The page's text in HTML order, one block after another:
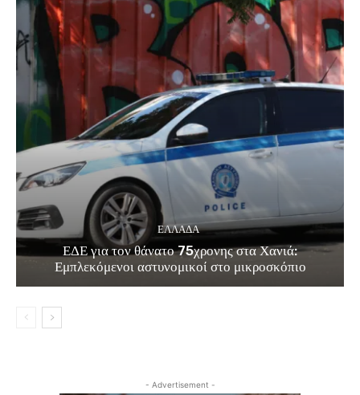
ΕΛΛΑΔΑ
ΕΔΕ για τον θάνατο 75χρονης στα Χανιά:
Εμπλεκόμενοι αστυνομικοί στο μικροσκόπιο
- Advertisement -